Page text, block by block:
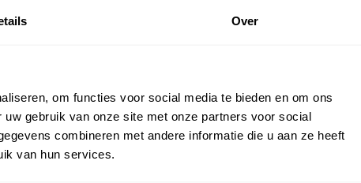
Over
om functies voor social media te bieden en om ons
gebruik van onze site met onze partners voor social
combineren met andere informatie die u aan ze heeft
van hun services.
100 m2 22 juni 2026